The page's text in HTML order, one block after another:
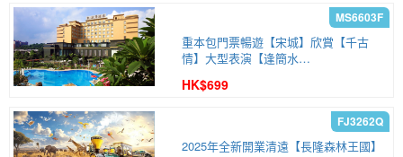
重本包門票暢遊【宋城】欣賞【千古
情】大型表演【逢簡水…
HK$699
2025年全新開業清遠【長隆森林王國】